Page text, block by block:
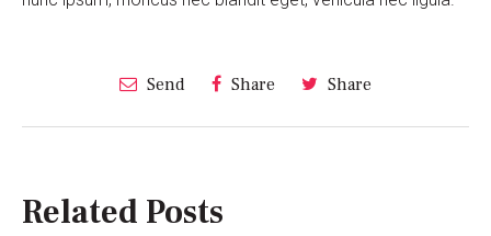
Send Share Share
Related Posts